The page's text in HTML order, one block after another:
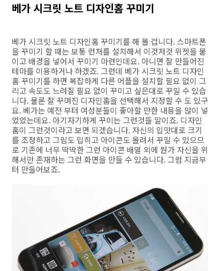
베가 시크릿 노트 디자인홈 꾸미기
베가 시크릿 노트 디자인홈 꾸미기를 해 볼 겁니다. 스마트폰
을 꾸미기 할 때는 보통 런처를 설치해서 이것저것 위젯을 붙
이고 배경을 넣어서 꾸미기 마련인데요. 아니면 잘 만들어진
테마를 이용하거나 하겠죠. 그런데 베가 시크릿 노트 디자인
홈 꾸미기를 하면 복잡하게 다른 어플을 설치할 필요 없이 그
리고 속도도 느려질 필요 없이 꾸미고 싶은대로 꾸밀 수 있습
니다. 물론 잘 꾸며진 디자인홈을 선택해서 지정할 수 도 있구
요. 베가는 예전 부터 여성분들이 좋아할 만한 내용을 많이 넣
었었는데요. 아기자기하게 꾸미는 그런것들 말이죠. 디자인
홈이 그런것이라고 보면 되겠습니다. 자신의 입맛대로 크기
를 조정하고 그림도 입히고 아이콘도 올려서 꾸밀 수 있으므
로 기존에 너무 딱딱한 그런 아이콘 배열 외에 뭔가 자신을 위
해서만 존재하는 그런 화면을 만들 수 있습니다. 그럼 지금부
터 만들어보죠.